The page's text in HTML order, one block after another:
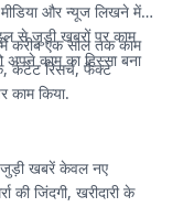
और न्यूज लिखने में
से जुड़ी खबरों पर काम
काम का हिस्सा बना
करीब एक साल तक काम
कंटेंट रिसर्च, फैक्ट
किया.
जुड़ी खबरें केवल नए
की जिंदगी, खरीदारी के